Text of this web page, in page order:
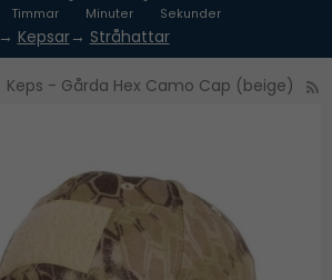
Timmar Minuter Sekunder
→ Kepsar→ Stråhattar
Keps - Gårda Hex Camo Cap (beige)